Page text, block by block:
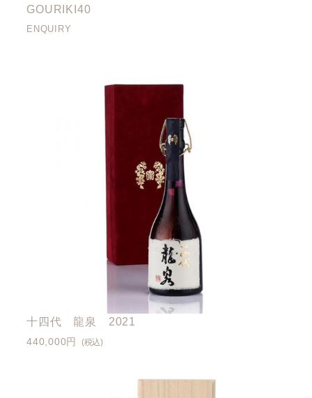
GOURIKI40
ENQUIRY
十四代 龍泉 2021
440,000円 (税込)